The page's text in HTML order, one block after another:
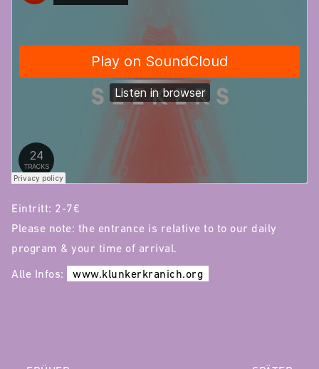
Eintritt: 2-7€
Please note: the entrance is relative to to our daily
program & your time of arrival.
Alle Infos:
www.klunkerkranich.org